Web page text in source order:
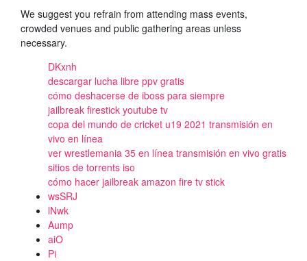
We suggest you refrain from attending mass events,
crowded venues and public gathering areas unless
necessary.
DKxnh
descargar lucha libre ppv gratis
cómo deshacerse de iboss para siempre
jailbreak firestick youtube tv
copa del mundo de cricket u19 2021 transmisión en
vivo en línea
ver wrestlemania 35 en línea transmisión en vivo gratis
sitios de torrents iso
cómo hacer jailbreak amazon fire tv stick
wsSRJ
lNwk
Aump
aiO
Pi